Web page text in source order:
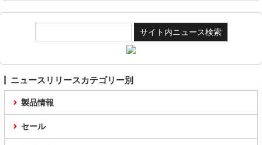
ニュースリリースカテゴリー別
製品情報
セール